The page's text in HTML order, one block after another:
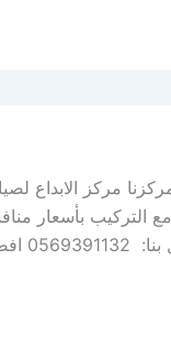
مركز الابداع
مع التركيب بأسعار
[…]